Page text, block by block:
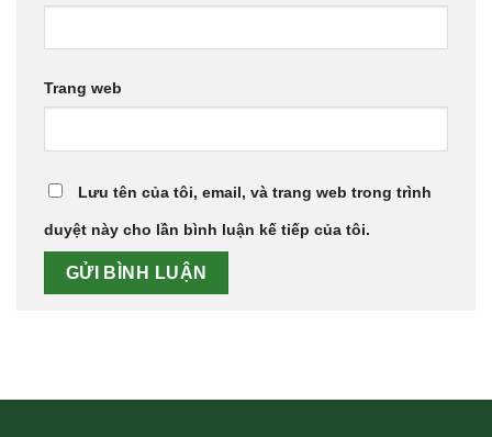
Trang web
Lưu tên của tôi, email, và trang web trong trình
duyệt này cho lần bình luận kế tiếp của tôi.